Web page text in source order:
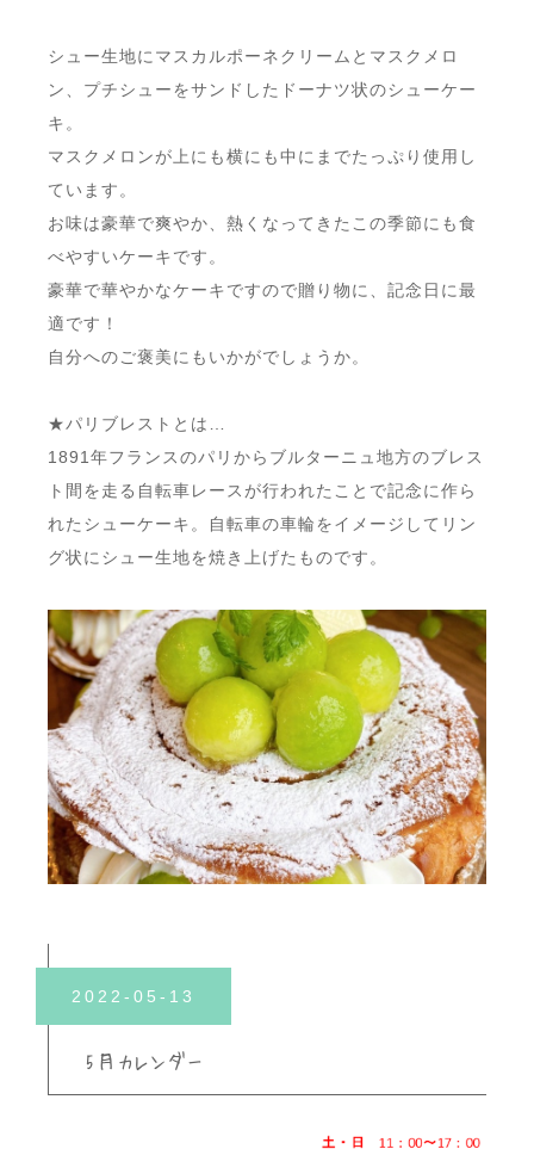
シュー生地にマスカルポーネクリームとマスクメロ
ン、プチシューをサンドしたドーナツ状のシューケー
キ。
マスクメロンが上にも横にも中にまでたっぷり使用し
ています。
お味は豪華で爽やか、熱くなってきたこの季節にも食
べやすいケーキです。
豪華で華やかなケーキですので贈り物に、記念日に最
適です！
自分へのご褒美にもいかがでしょうか。
★パリブレストとは…
1891年フランスのパリからブルターニュ地方のブレス
ト間を走る自転車レースが行われたことで記念に作ら
れたシューケーキ。自転車の車輪をイメージしてリン
グ状にシュー生地を焼き上げたものです。
2022-05-13
5月カレンダー